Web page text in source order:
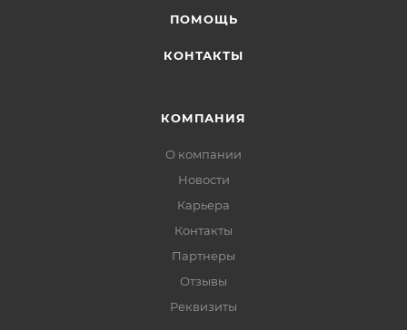
ПОМОЩЬ
КОНТАКТЫ
КОМПАНИЯ
О компании
Новости
Карьера
Контакты
Партнеры
Отзывы
Реквизиты